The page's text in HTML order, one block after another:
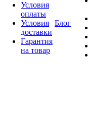
Условия
оплаты
Условия
доставки
Гарантия
на товар
Блог